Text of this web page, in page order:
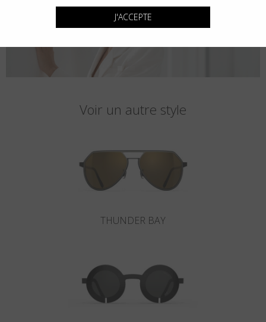
Voir un autre style
THUNDER BAY
J'ACCEPTE